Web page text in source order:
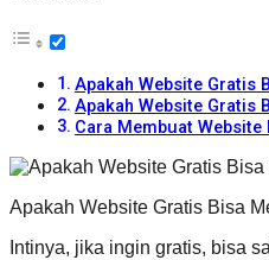
Apakah Website Gratis
Apakah Website Gratis
Cara Membuat Website
Apakah Website Gratis Bisa
Intinya, jika ingin gratis, bisa